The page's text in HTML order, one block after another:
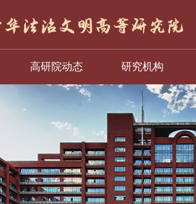
高研院动态 研究机构